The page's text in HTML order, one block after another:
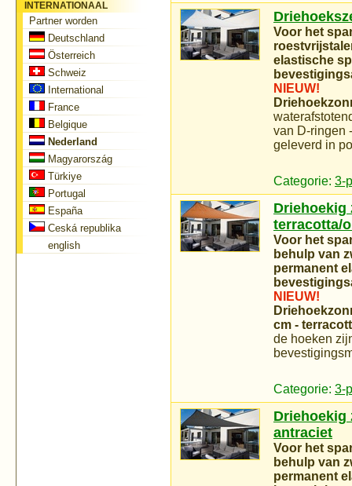
Voor het
elastische
NIEUW!
van D-ringen
geleverd in
Categorie: 3-
Driehoekig
terracotta/
Voor het
behulp van
permanent
NIEUW!
cm -
de hoeken
Categorie: 3-
Driehoekig
antraciet
Voor het
behulp van
permanent
INTERNATIONAAL
Partner worden
Deutschland
Österreich
Schweiz
International
France
Belgique
Nederland
Magyarország
Türkiye
Portugal
España
Ceská republika
english